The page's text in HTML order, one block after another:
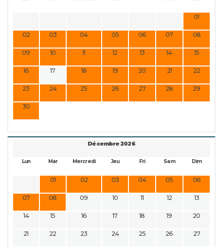
01
02 03 04 05 06 07 08
09 10 11 12 13 14 15
16 17 18 19 20 21 22
23 24 25 26 27 28 29
30
Décembre 2026
Lun Mar Mercredi Jeu Fri Sam Dim
01 02 03 04 05 06
07 08 09 10 11 12 13
14 15 16 17 18 19 20
21 22 23 24 25 26 27